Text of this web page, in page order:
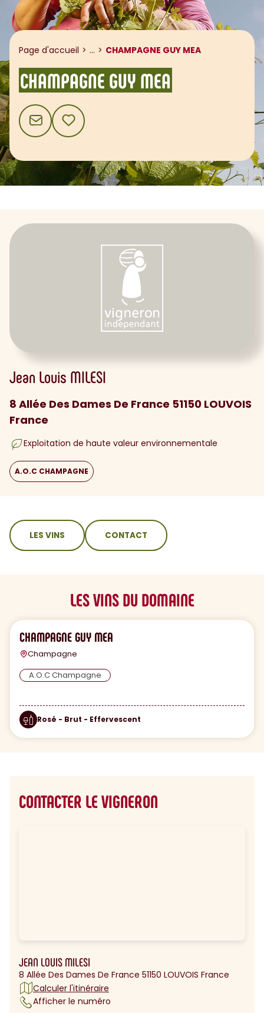
Page d'accueil ... Afficher le fil d'ariane
CHAMPAGNE GUY MEA
CHAMPAGNE GUY MEA
CONTACTAJOUTER AUX FAVORIS
Jean Louis MILESI
8 Allée Des Dames De France 51150 LOUVOIS
France
Exploitation de haute valeur environnementale
A.O.C CHAMPAGNE
sommaire
LES VINS CONTACT
LES VINS DU DOMAINE
CHAMPAGNE GUY MEA
Champagne
A.O.C Champagne
Rosé - Brut - Effervescent
CONTACTER LE VIGNERON
JEAN LOUIS MILESI
8 Allée Des Dames De France 51150 LOUVOIS France
Calculer l'itinéraire
Afficher le numéro